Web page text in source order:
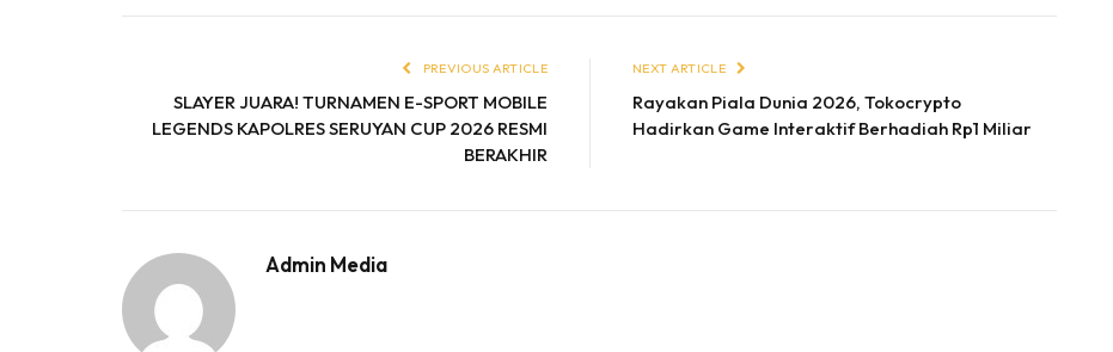
PREVIOUS ARTICLE
SLAYER JUARA! TURNAMEN E-SPORT MOBILE
LEGENDS KAPOLRES SERUYAN CUP 2026 RESMI
BERAKHIR
NEXT ARTICLE
Rayakan Piala Dunia 2026, Tokocrypto
Hadirkan Game Interaktif Berhadiah Rp1 Miliar
Admin Media